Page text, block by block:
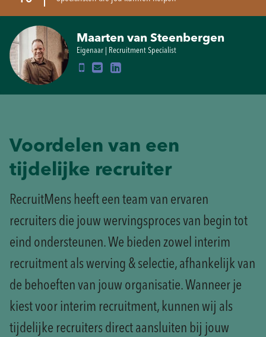
Maarten van Steenbergen
Eigenaar | Recruitment Specialist
Voordelen van een
tijdelijke recruiter
RecruitMens heeft een team van ervaren
recruiters die jouw wervingsproces van begin tot
eind ondersteunen. We bieden zowel interim
recruitment als werving & selectie, afhankelijk van
de behoeften van jouw organisatie. Wanneer je
kiest voor interim recruitment, kunnen wij als
tijdelijke recruiters direct aansluiten bij jouw